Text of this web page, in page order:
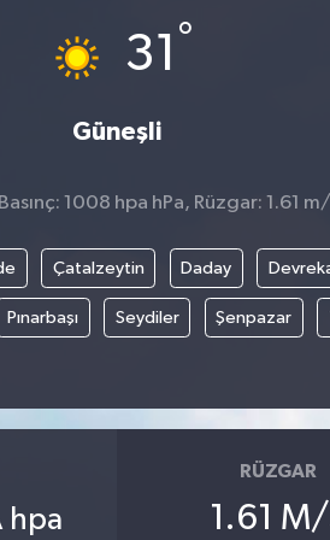
31 °
Güneşli
1008 hpa hPa, Rüzgar: 1.61
Çatalzeytin Daday
Pınarbaşı Seydiler Şenpazar
hpa
RÜZGAR
1.61